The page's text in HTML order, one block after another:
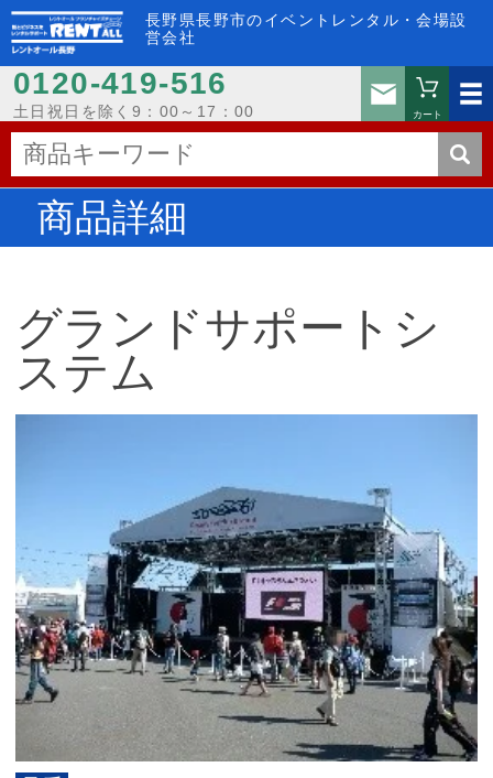
長野県長野市のイベントレンタル・会場設
営会社
0120-419-516
土日祝日を除く9：00～17：00
お問い
カート
商品詳細
グランドサポートシ
ステム